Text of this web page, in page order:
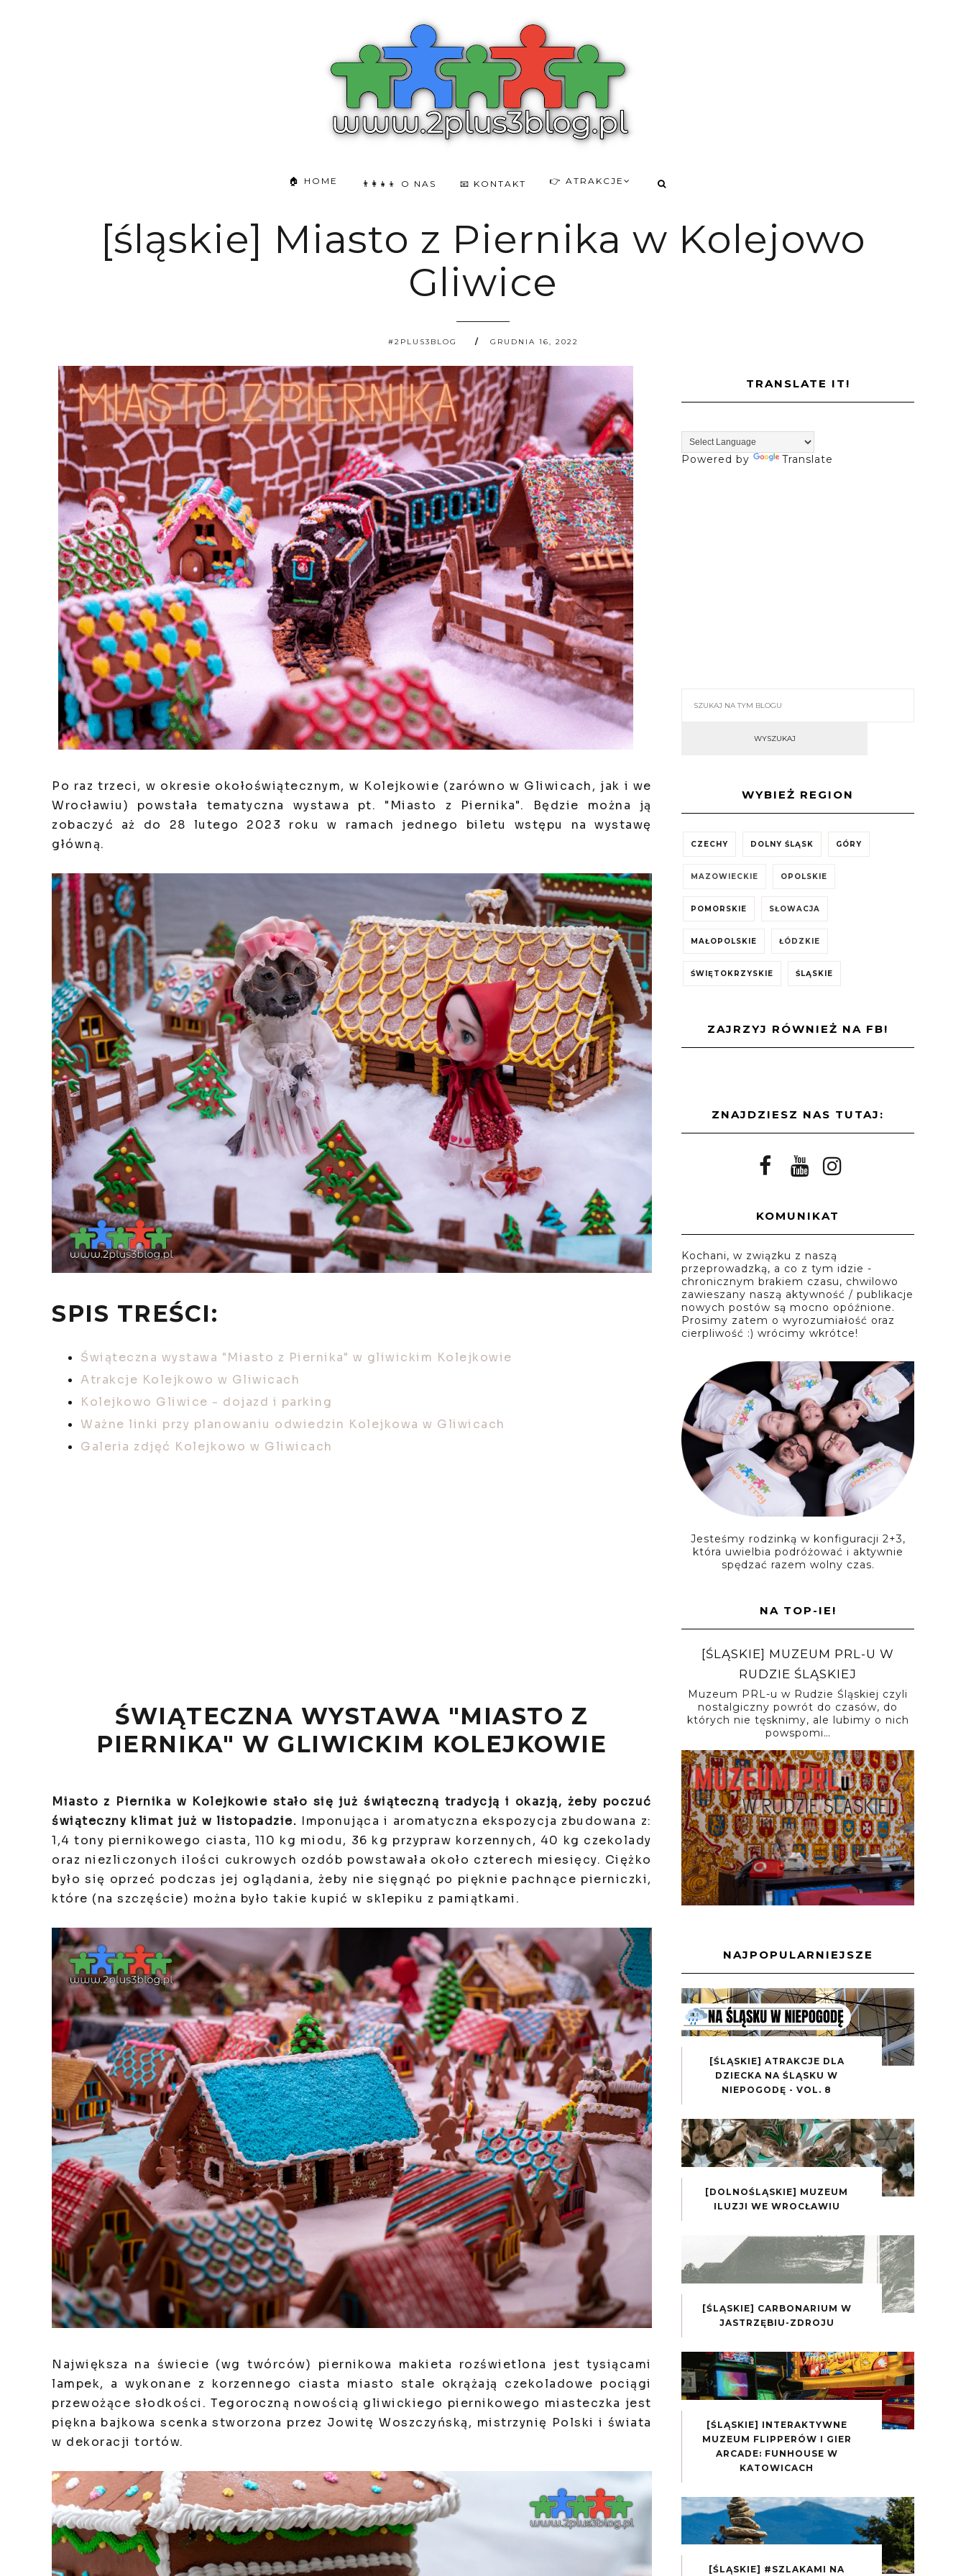
🏠 HOME 👨‍👩‍👧‍👦 O NAS 📧 KONTAKT 👉 ATRAKCJE
[śląskie] Miasto z Piernika w Kolejowo
Gliwice
#2PLUS3BLOG GRUDNIA 16, 2022
Po raz trzeci, w okresie okołoświątecznym, w Kolejkowie (zarówno w Gliwicach, jak i we
Wrocławiu) powstała tematyczna wystawa pt. "Miasto z Piernika". Będzie można ją
zobaczyć aż do 28 lutego 2023 roku w ramach jednego biletu wstępu na wystawę
główną.
SPIS TREŚCI:
Świąteczna wystawa "Miasto z Piernika" w gliwickim Kolejkowie
Atrakcje Kolejkowo w Gliwicach
Kolejkowo Gliwice - dojazd i parking
Ważne linki przy planowaniu odwiedzin Kolejkowa w Gliwicach
Galeria zdjęć Kolejkowo w Gliwicach
ŚWIĄTECZNA WYSTAWA "MIASTO Z
PIERNIKA" W GLIWICKIM KOLEJKOWIE
Miasto z Piernika w Kolejkowie stało się już świąteczną tradycją i okazją, żeby poczuć
świąteczny klimat już w listopadzie. Imponująca i aromatyczna ekspozycja zbudowana z:
1,4 tony piernikowego ciasta, 110 kg miodu, 36 kg przypraw korzennych, 40 kg czekolady
oraz niezliczonych ilości cukrowych ozdób powstawała około czterech miesięcy. Ciężko
było się oprzeć podczas jej oglądania, żeby nie sięgnąć po pięknie pachnące pierniczki,
które (na szczęście) można było takie kupić w sklepiku z pamiątkami.
Największa na świecie (wg twórców) piernikowa makieta rozświetlona jest tysiącami
lampek, a wykonane z korzennego ciasta miasto stale okrążają czekoladowe pociągi
przewożące słodkości. Tegoroczną nowością gliwickiego piernikowego miasteczka jest
piękna bajkowa scenka stworzona przez Jowitę Woszczyńską, mistrzynię Polski i świata
w dekoracji tortów.
TRANSLATE IT!
Powered by Translate
WYBIEŻ REGION
CZECHY DOLNY ŚLĄSK GÓRY
MAZOWIECKIE OPOLSKIE
POMORSKIE SŁOWACJA
MAŁOPOLSKIE ŁÓDZKIE
ŚWIĘTOKRZYSKIE ŚLĄSKIE
ZAJRZYJ RÓWNIEŻ NA FB!
ZNAJDZIESZ NAS TUTAJ:
KOMUNIKAT
Kochani, w związku z naszą
przeprowadzką, a co z tym idzie -
chronicznym brakiem czasu, chwilowo
zawieszany naszą aktywność / publikacje
nowych postów są mocno opóźnione.
Prosimy zatem o wyrozumiałość oraz
cierpliwość :) wrócimy wkrótce!
Jesteśmy rodzinką w konfiguracji 2+3,
która uwielbia podróżować i aktywnie
spędzać razem wolny czas.
NA TOP-IE!
[ŚLĄSKIE] MUZEUM PRL-U W
RUDZIE ŚLĄSKIEJ
Muzeum PRL-u w Rudzie Śląskiej czyli
nostalgiczny powrót do czasów, do
których nie tęsknimy, ale lubimy o nich
powspomi…
NAJPOPULARNIEJSZE
[ŚLĄSKIE] ATRAKCJE DLA
DZIECKA NA ŚLĄSKU W
NIEPOGODĘ - VOL. 8
[DOLNOŚLĄSKIE] MUZEUM
ILUZJI WE WROCŁAWIU
[ŚLĄSKIE] CARBONARIUM W
JASTRZĘBIU-ZDROJU
[ŚLĄSKIE] INTERAKTYWNE
MUZEUM FLIPPERÓW I GIER
ARCADE: FUNHOUSE W
KATOWICACH
[ŚLĄSKIE] #SZLAKAMI NA